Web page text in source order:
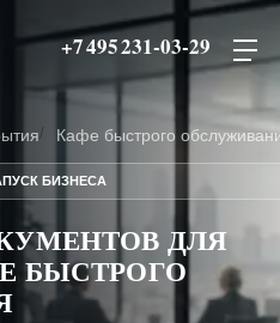
+7 495 231-03-29
Кафе быстрого
БИЗНЕСА
ДЛЯ
БЫСТРОГО